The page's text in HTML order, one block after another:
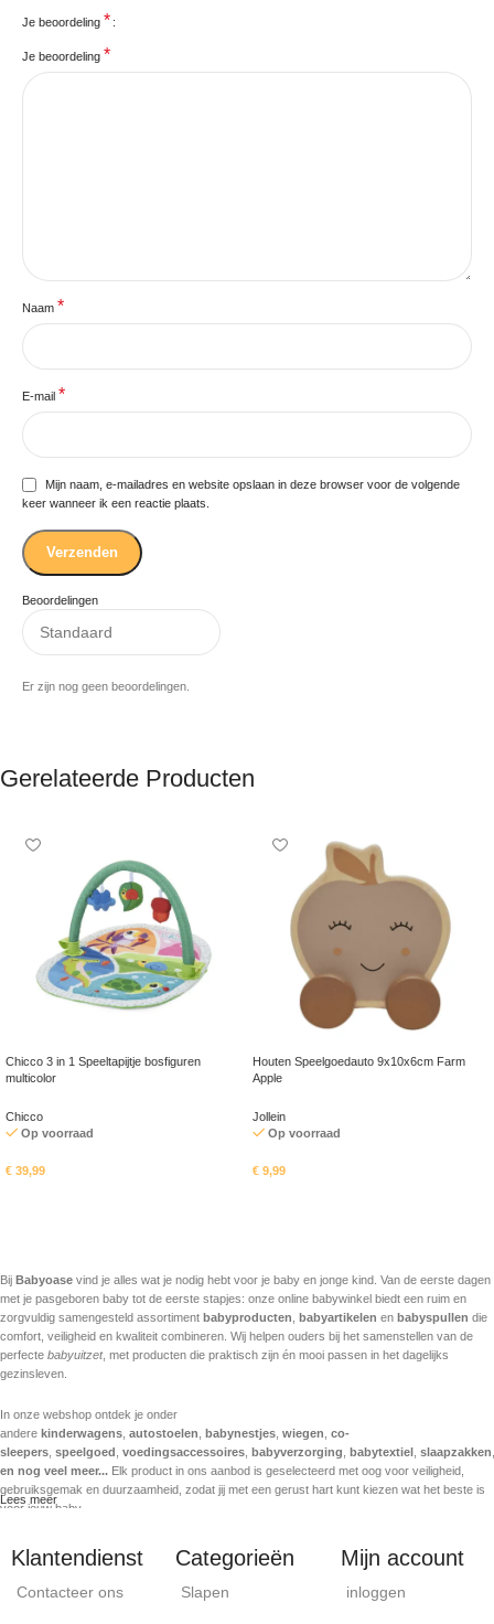
Beoordelingen
Er zijn nog geen beoordelingen.
Je beoordeling *
Je beoordeling *
Naam *
E-mail *
Mijn naam, e-mailadres en website opslaan in deze browser voor de volgende
keer wanneer ik een reactie plaats.
Gerelateerde Producten
Chicco 3 in 1 Speeltapijtje bosfiguren
multicolor
Chicco
Op voorraad
€ 39,99
Houten Speelgoedauto 9x10x6cm Farm
Apple
Jollein
Op voorraad
€ 9,99
Bij Babyoase vind je alles wat je nodig hebt voor je baby en jonge kind. Van de eerste dagen
met je pasgeboren baby tot de eerste stapjes: onze online babywinkel biedt een ruim en
zorgvuldig samengesteld assortiment babyproducten babyartikelen en babyspullen die
comfort, veiligheid en kwaliteit combineren. Wij helpen ouders bij het samenstellen van de
perfecte babyuitzet, met producten die praktisch zijn én mooi passen in het dagelijks
gezinsleven.
In onze webshop ontdek je onder
andere kinderwagens autostoelen babynestjes wiegen co-
sleepers speelgoed voedingsaccessoires babyverzorging babytextiel slaapzakken
en nog veel meer... Elk product in ons aanbod is geselecteerd met oog voor veiligheid,
gebruiksgemak en duurzaamheid, zodat jij met een gerust hart kunt kiezen wat het beste is
voor jouw baby.
Babyoase staat voor betrouwbare kwaliteit en werkt samen met sterke en gekende
babymerken. We volgen de nieuwste trends in babyproducten, maar verliezen daarbij nooit
het belang van comfort en veiligheid uit het oog. Of je nu op zoek bent naar een veilige
Lees meer
Klantendienst
Contacteer ons
Categorieën
Slapen
Mijn account
inloggen